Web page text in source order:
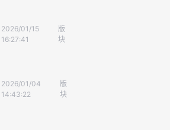
多米诺的古牌
2026/01/15
16:27:41
版
块
小强鼓掌
2026/01/04
14:43:22
版
块